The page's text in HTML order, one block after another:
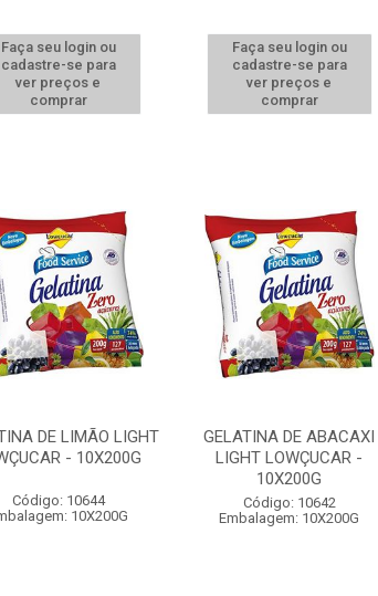
Faça seu login ou
cadastre-se para
ver preços e
comprar
Faça seu login ou
cadastre-se para
ver preços e
comprar
DE LIMÃO LIGHT
- 10X200G
Código: 10644
10X200G
GELATINA DE ABACAXI
LIGHT LOWÇUCAR -
10X200G
Código: 10642
Embalagem: 10X200G